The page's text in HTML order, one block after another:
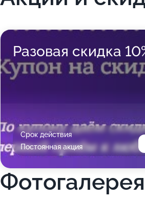
Разовая скидка
Срок действия
Постоянная акция
Фотогалерея